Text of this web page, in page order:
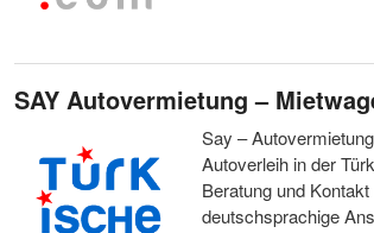
SAY Autovermietung –
Say –
Autoverleih in der
Beratung und
deutschsprachige